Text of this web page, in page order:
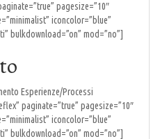
pagesize=”10″
iconcolor=”blue”
bulkdownload=”on” mod=”no”]
Esperienze/Processi
paginate=”true” pagesize=”10″
iconcolor=”blue”
bulkdownload=”on” mod=”no”]